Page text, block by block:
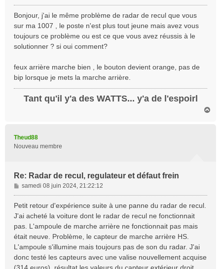
e
s
g
e
Bonjour, j'ai le même problème de radar de recul que vous
sur ma 1007 , le poste n'est plus tout jeune mais avez vous
toujours ce problème ou est ce que vous avez réussis à le
solutionner ? si oui comment?
feux arrière marche bien , le bouton devient orange, pas de
bip lorsque je mets la marche arrière.
Tant qu'il y'a des WATTS... y'a de l'espoirl
Theud88
Nouveau membre
Re: Radar de recul, regulateur et défaut frein
M
e
s
g
e
samedi 08 juin 2024, 21:22:12
Petit retour d'expérience suite à une panne du radar de recul.
J'ai acheté la voiture dont le radar de recul ne fonctionnait
pas. L'ampoule de marche arrière ne fonctionnait pas mais
était neuve. Problème, le capteur de marche arrière HS.
L'ampoule s'illumine mais toujours pas de son du radar. J'ai
donc testé les capteurs avec une valise nouvellement acquise